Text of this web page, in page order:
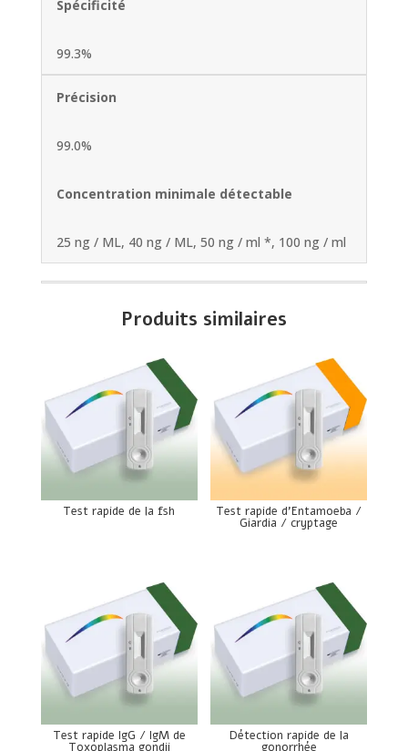
Spécificité
99.3%
Précision
99.0%
Concentration minimale détectable
25 ng / ML, 40 ng / ML, 50 ng / ml *, 100 ng / ml
Produits similaires
Test rapide de la fsh Test rapide d’Entamoeba /
Giardia / cryptage
Test rapide IgG / IgM de
Toxoplasma gondii
Détection rapide de la
gonorrhée